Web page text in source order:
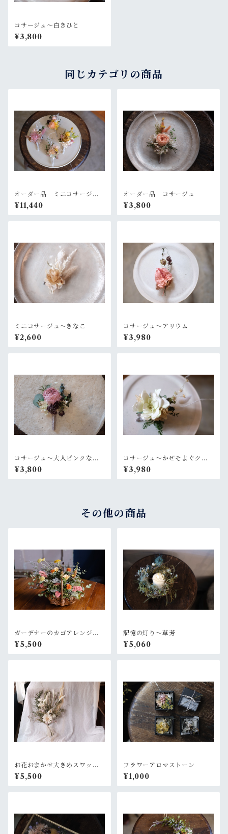
コサージュ〜白きひと
¥3,800
同じカテゴリの商品
オーダー品 ミニコサージュ
４点セット
¥11,440
オーダー品 コサージュ
¥3,800
ミニコサージュ〜きなこ
¥2,600
コサージュ〜アリウム
¥3,980
コサージュ〜大人ピンクなロ
ーズ
¥3,800
コサージュ〜かぜそよぐクチ
ナシ
¥3,980
その他の商品
ガーデナーのカゴアレンジM~
オレンジ黄色【オーダー後制
作】
¥5,500
記憶の灯り〜草芳
¥5,060
お花おまかせ大きめスワッ
グ 白×グリーン系
¥5,500
フラワーアロマストーン
¥1,000